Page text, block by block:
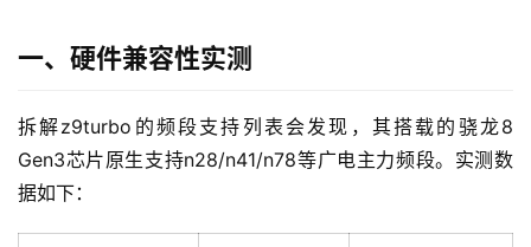
一、硬件兼容性实测
拆解z9turbo的频段支持列表会发现，其搭载的骁龙8
Gen3芯片原生支持n28/n41/n78等广电主力频段。实测数
据如下：